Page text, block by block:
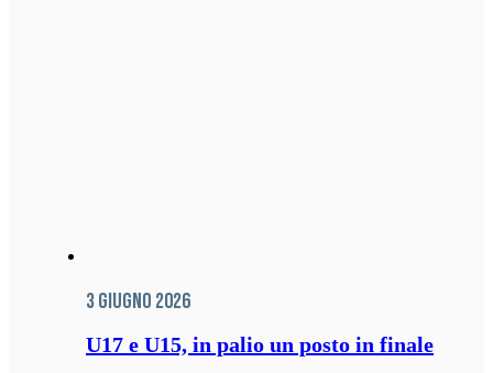
3 Giugno 2026
U17 e U15, in palio un posto in finale